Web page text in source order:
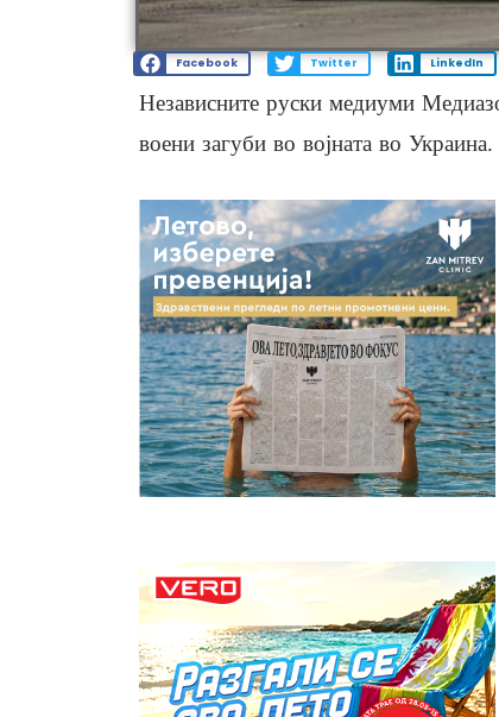
Facebook Twitter LinkedIn
Независните руски медиуми
воени загуби во војната во Украина.